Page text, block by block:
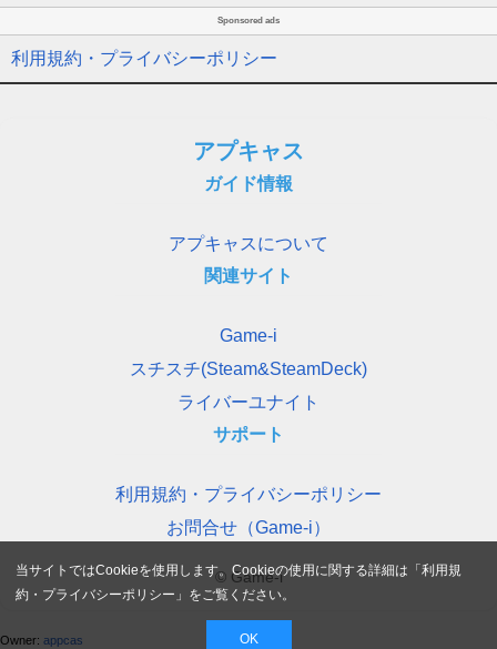
Sponsored ads
利用規約・プライバシーポリシー
アプキャス
ガイド情報
アプキャスについて
関連サイト
Game-i
スチスチ(Steam&SteamDeck)
ライバーユナイト
サポート
利用規約・プライバシーポリシー
お問合せ（Game-i）
© Game-i
Owner: appcas
当サイトではCookieを使用します。Cookieの使用に関する詳細は「利用規
約・プライバシーポリシー 」をご覧ください。
OK